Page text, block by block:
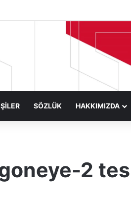
SÖZLÜK HAKKIMIZDA
2